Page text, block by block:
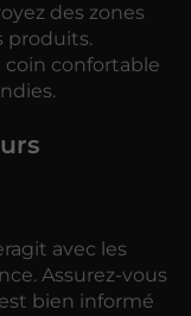
des zones
produits.
coin confortable
avec les
Assurez-vous
bien informé